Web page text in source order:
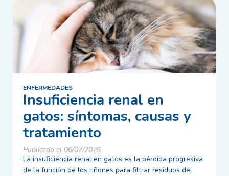
ENFERMEDADES
Insuficiencia renal en
gatos: síntomas, causas y
tratamiento
Publicado el 06/07/2026
La insuficiencia renal en gatos es la pérdida progresiva
de la función de los riñones para filtrar residuos del